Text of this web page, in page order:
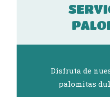
Disfruta de
palomitas